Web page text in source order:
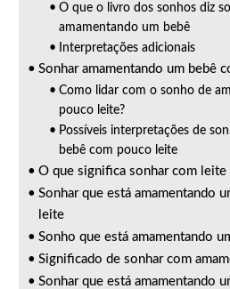
O que o livro dos sonhos diz
amamentando um bebê
Interpretações adicionais
Sonhar amamentando um bebê
Como lidar com o sonho de
pouco leite?
Possíveis interpretações de
bebê com pouco leite
O que significa sonhar com leite
Sonhar que está amamentando
leite
Sonho que está amamentando
Significado de sonhar com
Sonhar que está amamentando